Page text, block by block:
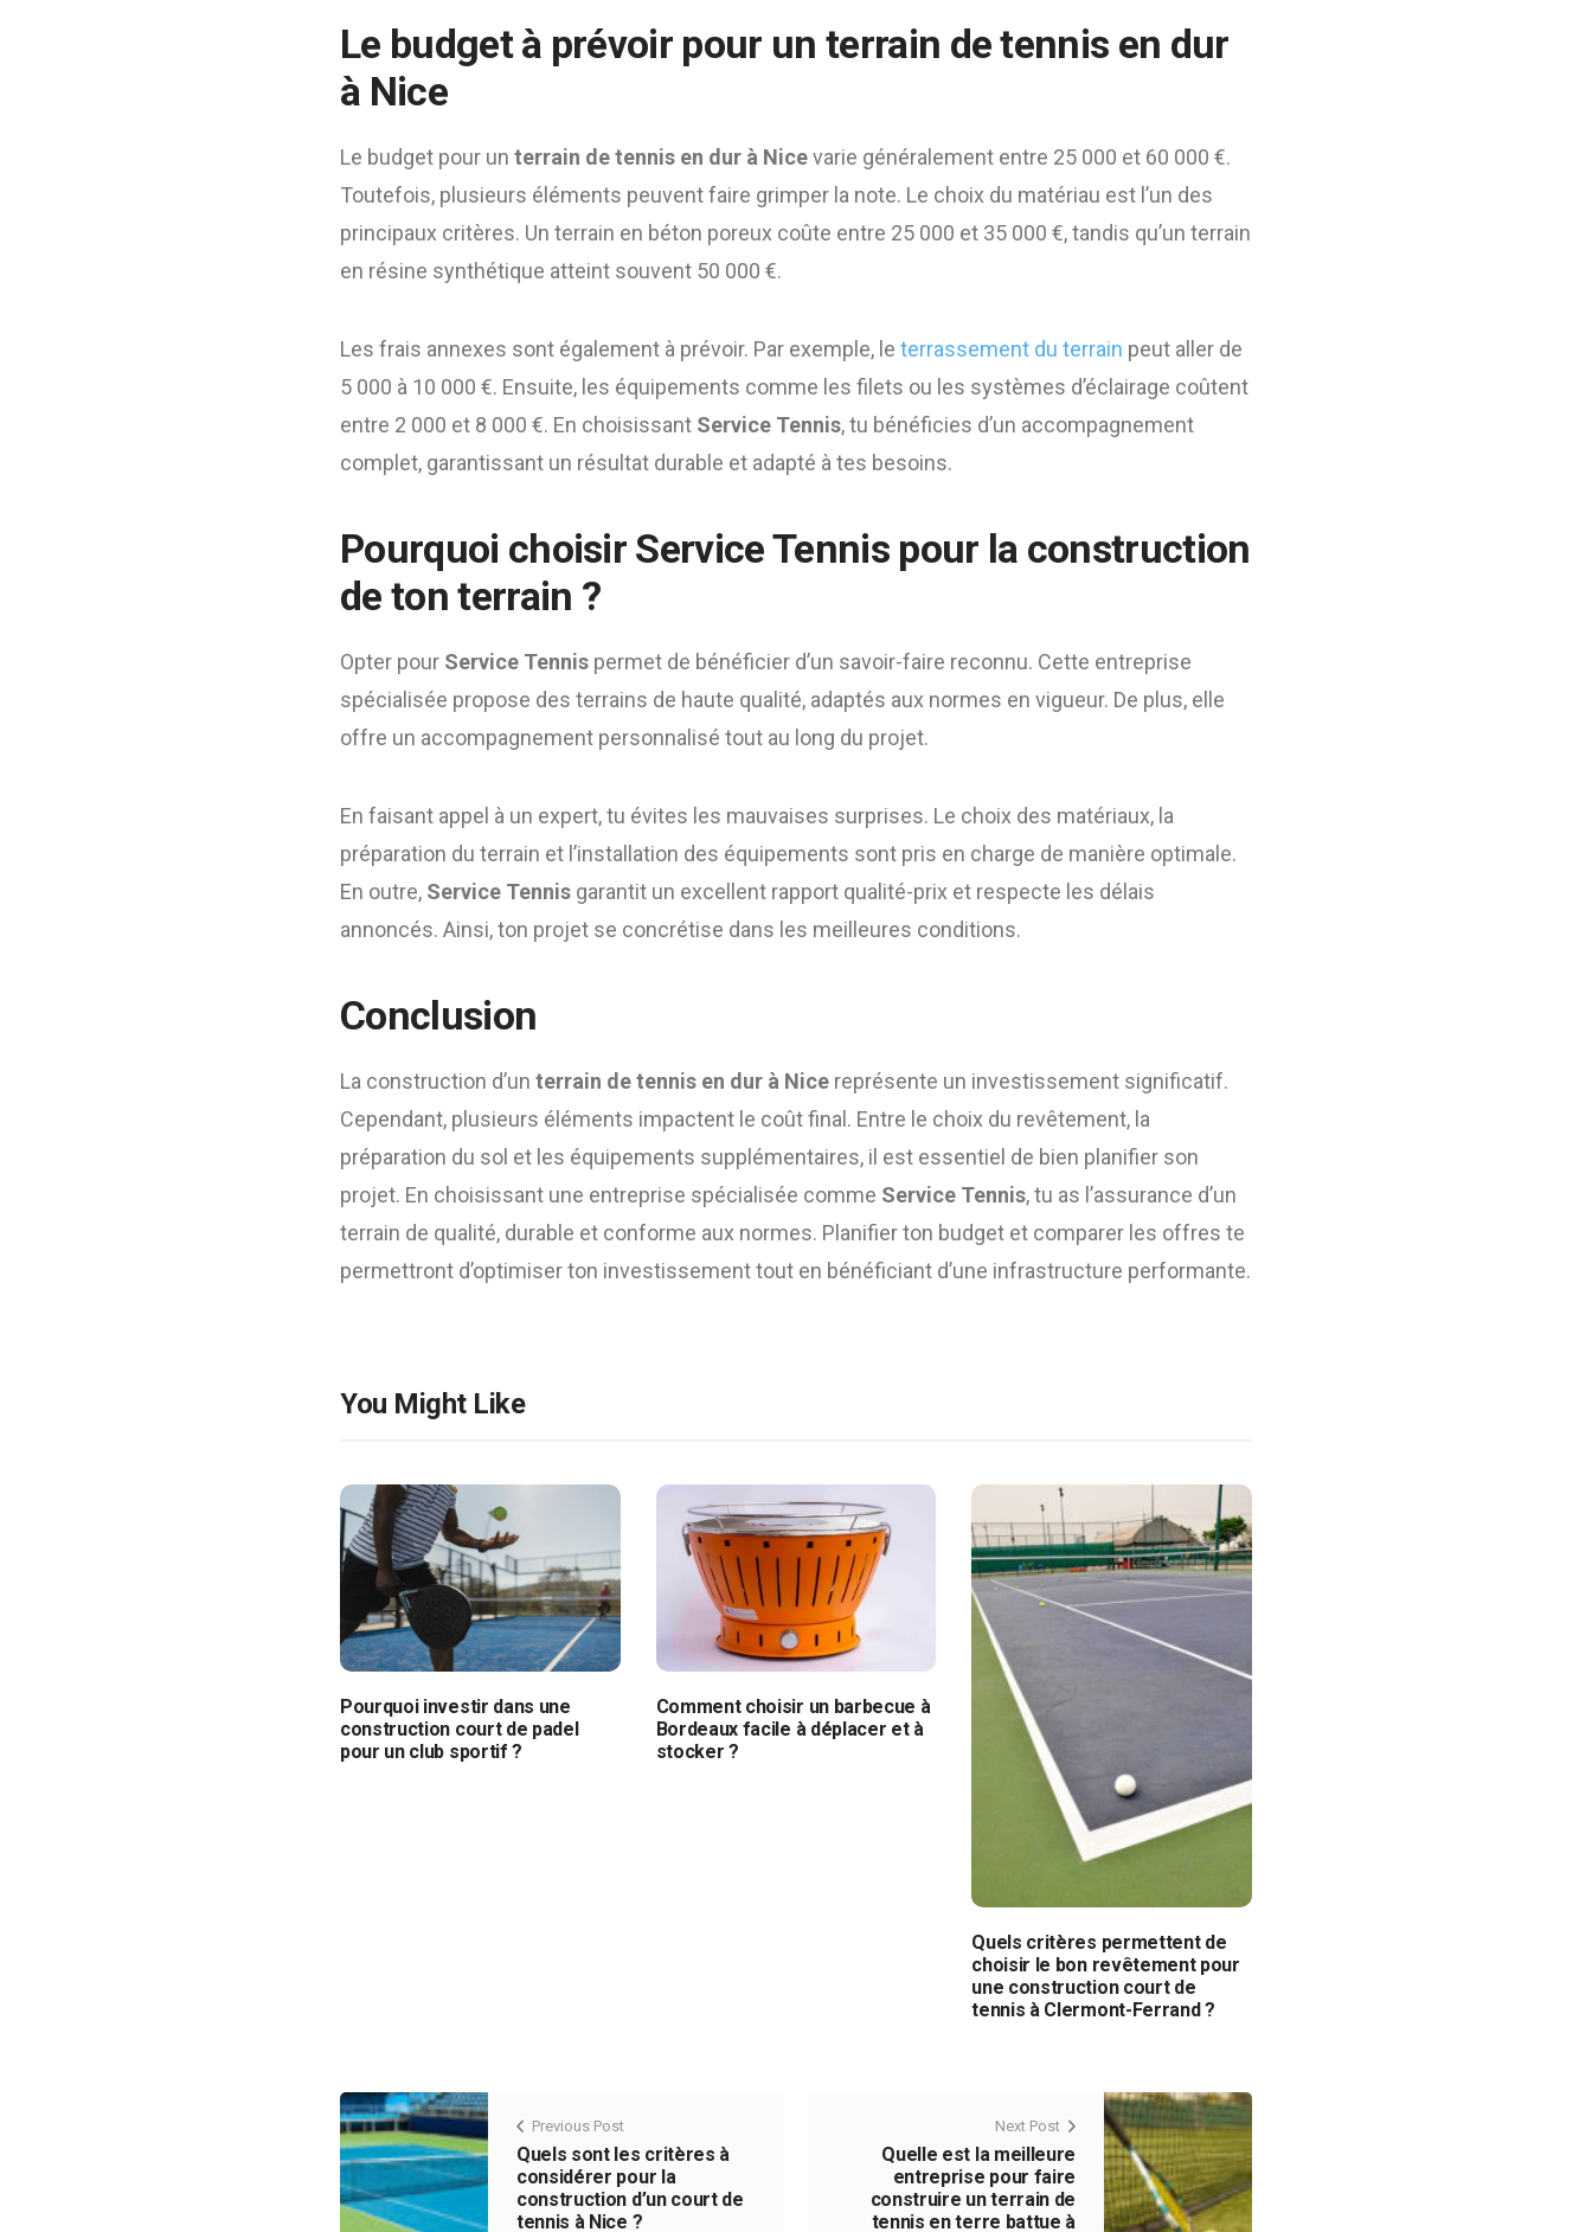
Le budget à prévoir pour un terrain de tennis en dur
à Nice
Le budget pour un terrain de tennis en dur à Nicevarie généralement entre 25 000 et 60 000 €.
Toutefois, plusieurs éléments peuvent faire grimper la note. Le choix du matériau est l’un des
principaux critères. Un terrain en béton poreux coûte entre 25 000 et 35 000 €, tandis qu’un terrain
en résine synthétique atteint souvent 50 000 €.
Les frais annexes sont également à prévoir. Par exemple, le terrassement du terrain peut aller de
5 000 à 10 000 €. Ensuite, les équipements comme les filets ou les systèmes d’éclairage coûtent
entre 2 000 et 8 000 €. En choisissant Service Tennis, tu bénéficies d’un accompagnement
complet, garantissant un résultat durable et adapté à tes besoins.
Pourquoi choisir Service Tennispour la construction
de ton terrain ?
Opter pour Service Tennis permet de bénéficier d’un savoir-faire reconnu. Cette entreprise
spécialisée propose des terrains de haute qualité, adaptés aux normes en vigueur. De plus, elle
offre un accompagnement personnalisé tout au long du projet.
En faisant appel à un expert, tu évites les mauvaises surprises. Le choix des matériaux, la
préparation du terrain et l’installation des équipements sont pris en charge de manière optimale.
En outre, Service Tennis garantit un excellent rapport qualité-prix et respecte les délais
annoncés. Ainsi, ton projet se concrétise dans les meilleures conditions.
Conclusion
La construction d’un terrain de tennis en dur à Nice représente un investissement significatif.
Cependant, plusieurs éléments impactent le coût final. Entre le choix du revêtement, la
préparation du sol et les équipements supplémentaires, il est essentiel de bien planifier son
projet. En choisissant une entreprise spécialisée comme Service Tennis, tu as l’assurance d’un
terrain de qualité, durable et conforme aux normes. Planifier ton budget et comparer les offres te
permettront d’optimiser ton investissement tout en bénéficiant d’une infrastructure performante.
You Might Like
Pourquoi investir dans une
construction court de padel
pour un club sportif ?
Comment choisir un barbecue à
Bordeaux facile à déplacer et à
stocker ?
Quels critères permettent de
choisir le bon revêtement pour
une construction court de
tennis à Clermont-Ferrand ?
Previous Post
Quels sont les critères à
considérer pour la
construction d’un court de
tennis à Nice ?
Next Post
Quelle est la meilleure
entreprise pour faire
construire un terrain de
tennis en terre battue à